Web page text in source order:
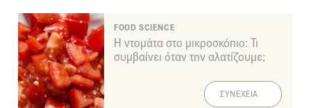
FOOD SCIENCE
Η ντομάτα στο μικροσκόπιο: Τι
συμβαίνει όταν την αλατίζουμε;
ΣΥΝΕΧΕΙΑ